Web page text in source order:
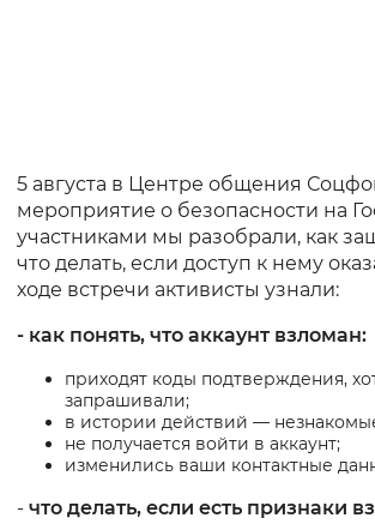
5 августа в Центре общения
мероприятие о безопасности на
участниками мы разобрали, как
что делать, если доступ к нему
ходе встречи активисты узнали:
- как понять, что аккаунт взломан:
приходят коды подтверждения,
запрашивали;
в истории действий —
не получается войти в аккаунт;
изменились ваши контактные
- что делать, если есть признаки